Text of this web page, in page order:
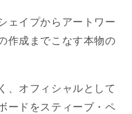
ェイプからアートワー
作成までこなす本物の
、オフィシャルとして
ードをスティーブ ・ペ